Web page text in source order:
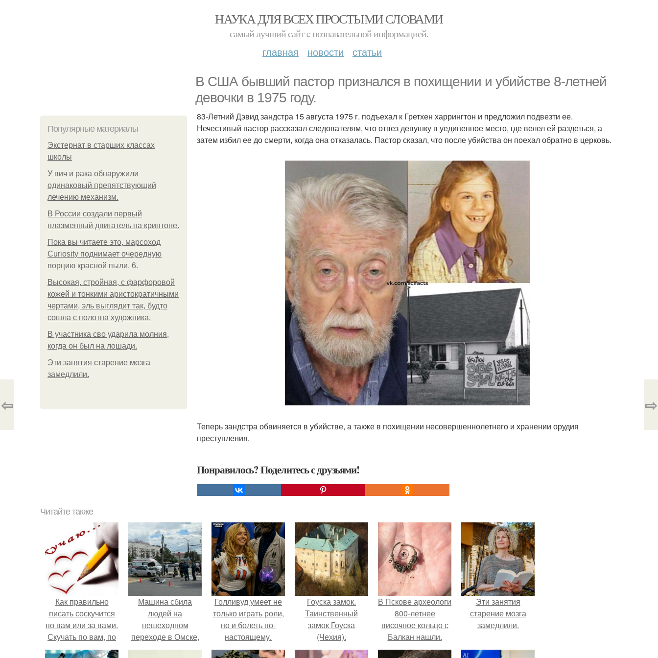
НАУКА ДЛЯ ВСЕХ ПРОСТЫМИ СЛОВАМИ
самый лучший сайт c познавательной информацией.
главная новости статьи
В США бывший пастор признался в похищении и убийстве 8-летней
девочки в 1975 году.
Популярные материалы
Экстернат в старших классах
школы
У вич и рака обнаружили
одинаковый препятствующий
лечению механизм.
В России создали первый
плазменный двигатель на криптоне.
Пока вы читаете это, марсоход
Curiosity поднимает очередную
порцию красной пыли. 6.
Высокая, стройная, с фарфоровой
кожей и тонкими аристократичными
чертами, эль выглядит так, будто
сошла с полотна художника.
В участника сво ударила молния,
когда он был на лошади.
Эти занятия старение мозга
замедлили.
83-Летний Дэвид зандстра 15 августа 1975 г. подъехал к Гретхен харрингтон и предложил подвезти ее.
Нечестивый пастор рассказал следователям, что отвез девушку в уединенное место, где велел ей раздеться, а
затем избил ее до смерти, когда она отказалась. Пастор сказал, что после убийства он поехал обратно в церковь.
Теперь зандстра обвиняется в убийстве, а также в похищении несовершеннолетнего и хранении орудия
преступления.
Понравилось? Поделитесь с друзьями!
⇦ ⇨
Читайте также
Как правильно
писать соскучится
по вам или за вами.
Скучать по вам, по
вас или за вами —,
Машина сбила
людей на
пешеходном
переходе в Омске,
пострадали 8
Голливуд умеет не
только играть роли,
но и болеть по-
настоящему.
Гоуска замок.
Таинственный
замок Гоуска
(Чехия).
В Пскове археологи
800-летнее
височное кольцо с
Балкан нашли.
Эти занятия
старение мозга
замедлили.